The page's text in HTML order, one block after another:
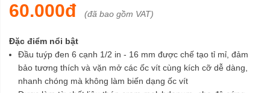
60.000đ (đã bao gồm VAT)
Đặc điểm nổi bật
Đầu tuýp đen 6 cạnh 1/2 in - 16 mm được chế tạo tỉ mỉ, đảm
bảo tương thích và vặn mở các ốc vít cùng kích cỡ dễ dàng,
nhanh chóng mà không làm biến dạng ốc vít